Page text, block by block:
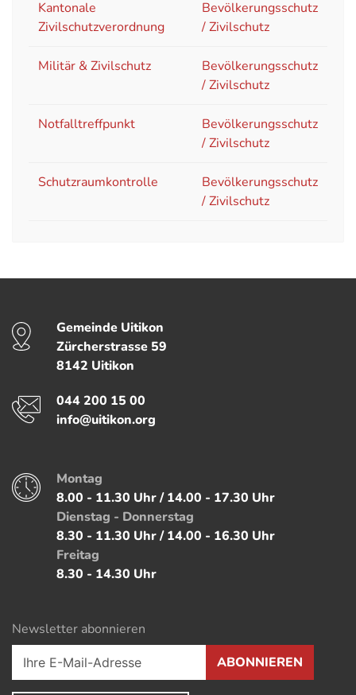
Kantonale
Zivilschutzverordnung
Bevölkerungsschutz
/ Zivilschutz
Militär & Zivilschutz
Bevölkerungsschutz
/ Zivilschutz
Notfalltreffpunkt
Bevölkerungsschutz
/ Zivilschutz
Schutzraumkontrolle
Bevölkerungsschutz
/ Zivilschutz
KontaktGemeinde Uitikon
Zürcherstrasse 59
8142 Uitikon
Telefon
044 200 15 00
E-Mail
info@uitikon.org
Öffnungszeiten
Montag
8.00 - 11.30 Uhr / 14.00 - 17.30 Uhr
Dienstag - Donnerstag
8.30 - 11.30 Uhr / 14.00 - 16.30 Uhr
Freitag
8.30 - 14.30 Uhr
Newsletter abonnieren
ABONNIEREN